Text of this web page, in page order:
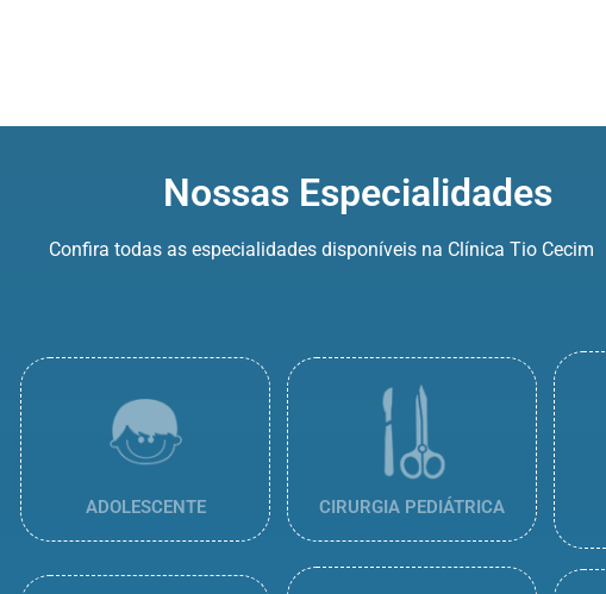
Nossas Especialidades
Confira todas as especialidades disponíveis na Clínica Tio Cecim
ADOLESCENTE CIRURGIA PEDIÁTRICA